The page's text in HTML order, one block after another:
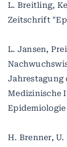
L. Breitling,
Zeitschrift
L. Jansen,
Jahrestagung
Medizinische
Epidemiologie
H. Brenner,